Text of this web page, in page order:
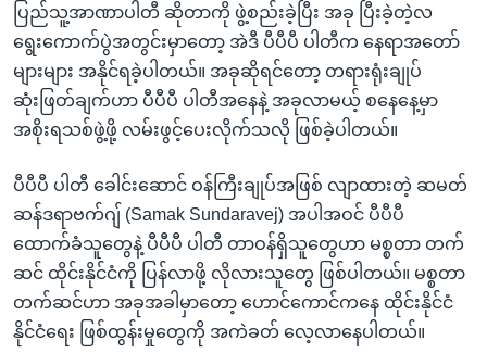
ပြည်သူ့အာဏာပါတီ ဆိုတာကို ဖွဲ့စည်းခဲ့ပြီး အခု ပြီးခဲ့တဲ့လ
ရွေးကောက်ပွဲအတွင်းမှာတော့ အဲဒီ ပီပီပီ ပါတီက နေရာအတော်
များများ အနိုင်ရခဲ့ပါတယ်။ အခုဆိုရင်တော့ တရားရုံးချုပ်
ဆုံးဖြတ်ချက်ဟာ ပီပီပီ ပါတီအနေနဲ့ အခုလာမယ့် စနေနေ့မှာ
အစိုးရသစ်ဖွဲ့ဖို့ လမ်းဖွင့်ပေးလိုက်သလို ဖြစ်ခဲ့ပါတယ်။
ပီပီပီ ပါတီ ခေါင်းဆောင် ဝန်ကြီးချုပ်အဖြစ် လျာထားတဲ့ ဆမတ်
ဆန်ဒရာဗက်ဂျ် (Samak Sundaravej) အပါအဝင် ပီပီပီ
ထောက်ခံသူတွေနဲ့ ပီပီပီ ပါတီ တာဝန်ရှိသူတွေဟာ မစ္စတာ တက်
ဆင် ထိုင်းနိုင်ငံကို ပြန်လာဖို့ လိုလားသူတွေ ဖြစ်ပါတယ်။ မစ္စတာ
တက်ဆင်ဟာ အခုအခါမှာတော့ ဟောင်ကောင်ကနေ ထိုင်းနိုင်ငံ
နိုင်ငံရေး ဖြစ်ထွန်းမှုတွေကို အကဲခတ် လေ့လာနေပါတယ်။